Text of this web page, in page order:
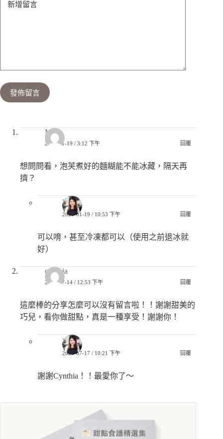
新增留言
發佈留言
Mike
2021-01-19 / 3:12 下午 回覆
想問問看，泡芙煮好的麵糊能不能冰藏，隔天再
擠？
巧兒
2021-01-19 / 10:53 下午 回覆
可以唷，甚至冷凍都可以（使用之前退冰就
好）
cynthia
2020-07-14 / 12:53 下午 回覆
這麼棒的分享怎麼可以沒有留言啦！！謝謝甜美的
巧兒，看你做甜點，真是一種享受！謝謝你！
巧兒
2020-07-17 / 10:21 下午 回覆
謝謝Cynthia！！最愛你了～